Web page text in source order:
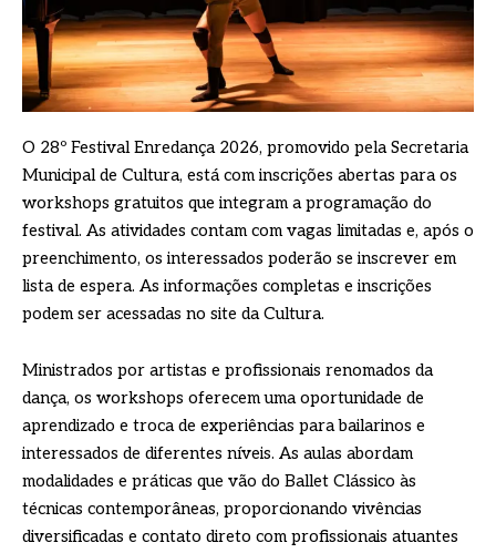
O 28º Festival Enredança 2026, promovido pela Secretaria
Municipal de Cultura, está com inscrições abertas para os
workshops gratuitos que integram a programação do
festival. As atividades contam com vagas limitadas e, após o
preenchimento, os interessados poderão se inscrever em
lista de espera. As informações completas e inscrições
podem ser acessadas no site da Cultura.
Ministrados por artistas e profissionais renomados da
dança, os workshops oferecem uma oportunidade de
aprendizado e troca de experiências para bailarinos e
interessados de diferentes níveis. As aulas abordam
modalidades e práticas que vão do Ballet Clássico às
técnicas contemporâneas, proporcionando vivências
diversificadas e contato direto com profissionais atuantes